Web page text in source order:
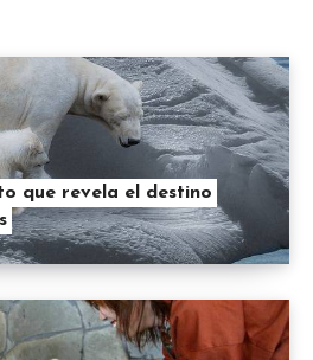
que revela el destino